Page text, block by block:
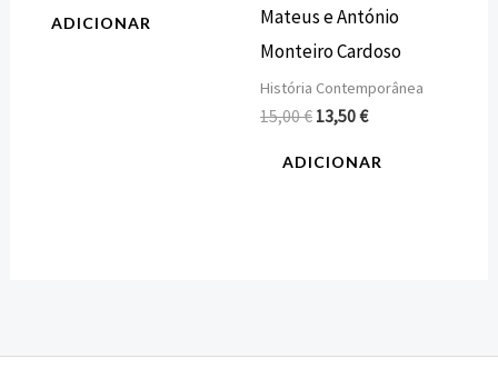
ADICIONAR
Mateus e António
Monteiro Cardoso
História Contemporânea
15,00€ 13,50€
ADICIONAR